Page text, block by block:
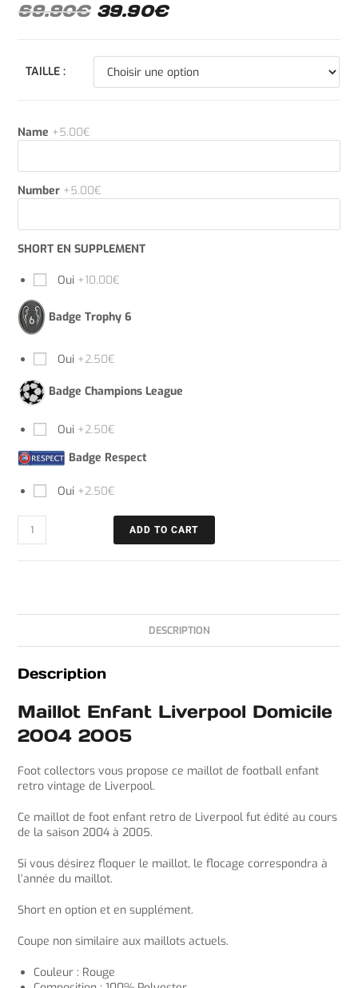
69.90€ 39.90€
TAILLE :
Name +5.00€
Number +5.00€
SHORT EN SUPPLEMENT
Oui +10.00€
Badge Trophy 6
Oui +2.50€
Badge Champions League
Oui +2.50€
Badge Respect
Oui +2.50€
ADD TO CART
DESCRIPTION
Description
Maillot Enfant Liverpool Domicile
2004 2005
Foot collectors vous propose ce maillot de football enfant
retro vintage de Liverpool.
Ce maillot de foot enfant retro de Liverpool fut édité au cours
de la saison 2004 à 2005.
Si vous désirez floquer le maillot, le flocage correspondra à
l’année du maillot.
Short en option et en supplément.
Coupe non similaire aux maillots actuels.
Couleur : Rouge